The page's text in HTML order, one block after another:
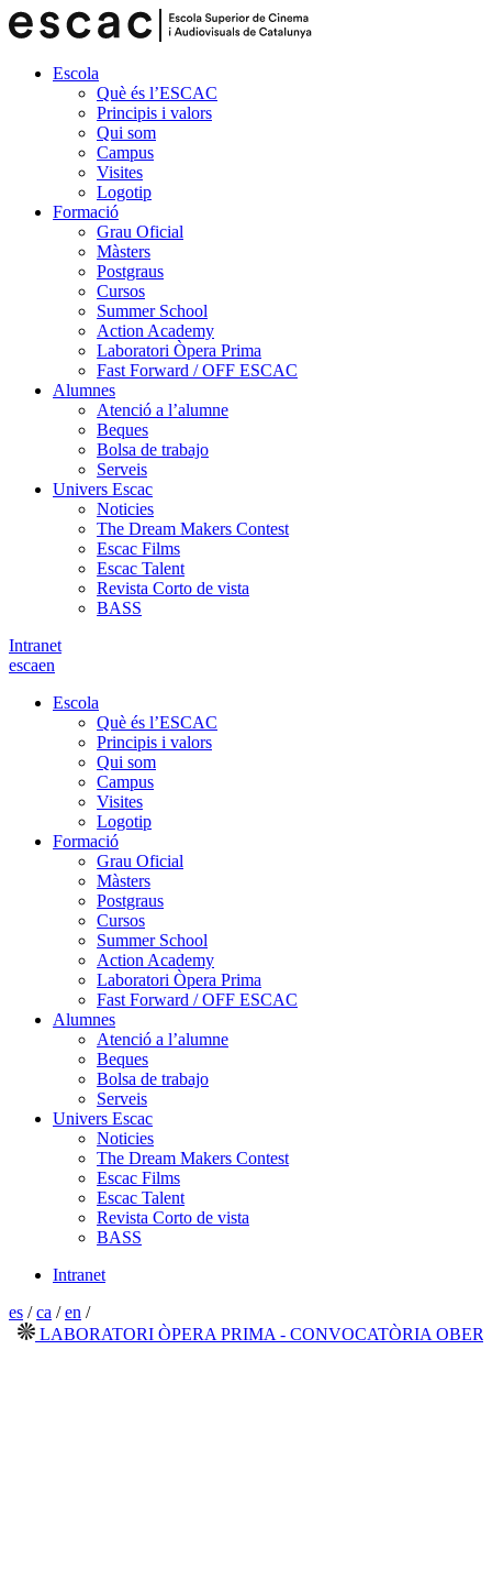
Escola
Què és l’ESCAC
Principis i valors
Qui som
Campus
Visites
Logotip
Formació
Grau Oficial
Màsters
Postgraus
Cursos
Summer School
Action Academy
Laboratori Òpera Prima
Fast Forward / OFF ESCAC
Alumnes
Atenció a l’alumne
Beques
Bolsa de trabajo
Serveis
Univers Escac
Noticies
The Dream Makers Contest
Escac Films
Escac Talent
Revista Corto de vista
BASS
Intranet
escaen
Escola
Què és l’ESCAC
Principis i valors
Qui som
Campus
Visites
Logotip
Formació
Grau Oficial
Màsters
Postgraus
Cursos
Summer School
Action Academy
Laboratori Òpera Prima
Fast Forward / OFF ESCAC
Alumnes
Atenció a l’alumne
Beques
Bolsa de trabajo
Serveis
Univers Escac
Noticies
The Dream Makers Contest
Escac Films
Escac Talent
Revista Corto de vista
BASS
Intranet
es /ca /en /
LABORATORI ÒPERA PRIMA - CONVOCATÒRIA OBERTA